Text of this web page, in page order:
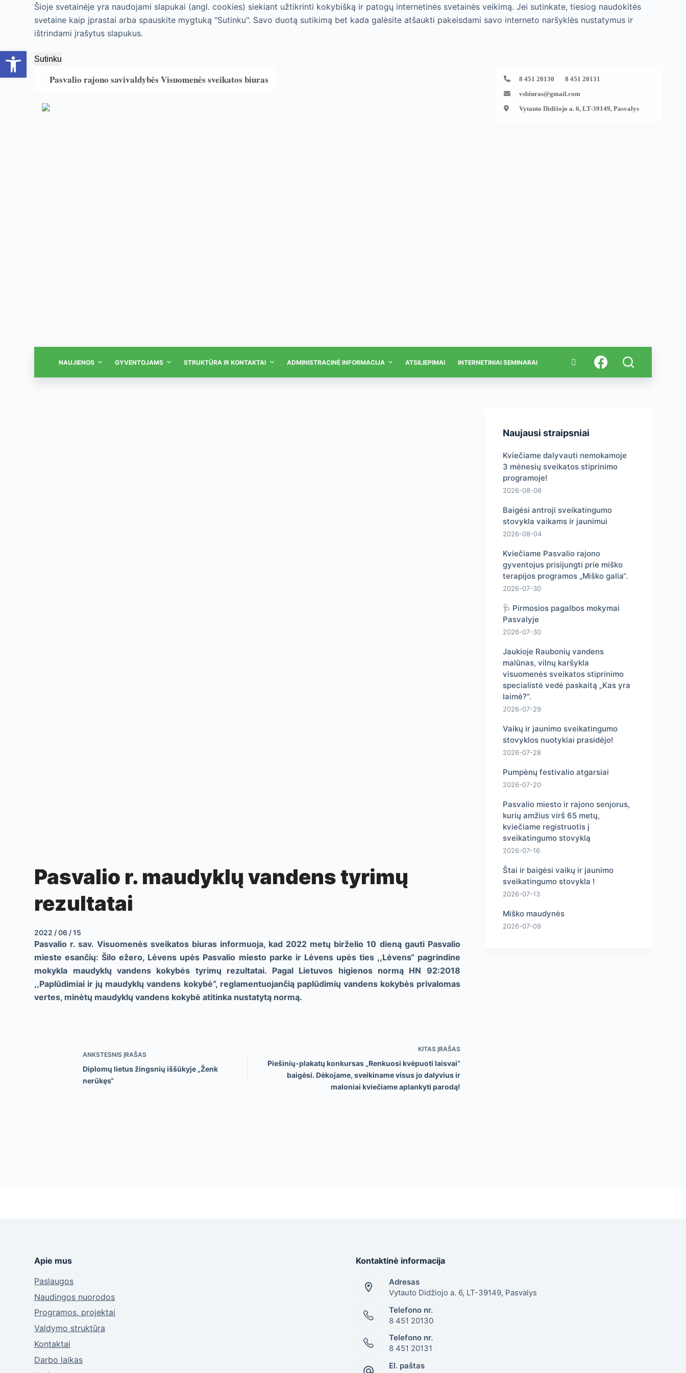
p
t
o
Šioje svetainėje yra naudojami slapukai (angl. cookies) siekiant užtikrinti kokybišką ir patogų internetinės svetainės veikimą. Jei sutinkate, tiesiog naudokitės
svetaine kaip įprastai arba spauskite mygtuką "Sutinku". Savo duotą sutikimą bet kada galėsite atšaukti pakeisdami savo interneto naršyklės nustatymus ir
ištrindami įrašytus slapukus.
Sutinku
Pasvalio rajono savivaldybės Visuomenės sveikatos biuras
8 451 20130 8 451 20131
vsbiuras@gmail.com
Vytauto Didžiojo a. 6, LT-39149, Pasvalys
NAUJIENOS GYVENTOJAMS STRUKTŪRA IR KONTAKTAI ADMINISTRACINĖ INFORMACIJA ATSILIEPIMAI INTERNETINIAI SEMINARAI
Pasvalio r. maudyklų vandens tyrimų
rezultatai
2022 / 06 / 15
Pasvalio r. sav. Visuomenės sveikatos biuras informuoja, kad 2022 metų birželio 10 dieną gauti Pasvalio
mieste esančių: Šilo ežero, Lėvens upės Pasvalio miesto parke ir Lėvens upės ties ,,Lėvens“ pagrindine
mokykla maudyklų vandens kokybės tyrimų rezultatai. Pagal Lietuvos higienos normą HN 92:2018
,,Paplūdimiai ir jų maudyklų vandens kokybė“, reglamentuojančią paplūdimių vandens kokybės privalomas
vertes, minėtų maudyklų vandens kokybė atitinka nustatytą normą.
ANKSTESNISĮRAŠAS
Diplomų lietus žingsnių iššūkyje „Ženk
nerūkęs“
KITAS ĮRAŠAS
Piešinių-plakatų konkursas „Renkuosi kvėpuoti laisvai“
baigėsi. Dėkojame, sveikiname visus jo dalyvius ir
maloniai kviečiame aplankyti parodą!
Naujausi straipsniai
Kviečiame dalyvauti nemokamoje
3 mėnesių sveikatos stiprinimo
programoje!
2026-08-06
Baigėsi antroji sveikatingumo
stovykla vaikams ir jaunimui
2026-08-04
Kviečiame Pasvalio rajono
gyventojus prisijungti prie miško
terapijos programos „Miško galia“.
2026-07-30
🩺 Pirmosios pagalbos mokymai
Pasvalyje
2026-07-30
Jaukioje Raubonių vandens
malūnas, vilnų karšykla
visuomenės sveikatos stiprinimo
specialistė vedė paskaitą „Kas yra
laimė?“.
2026-07-29
Vaikų ir jaunimo sveikatingumo
stovyklos nuotykiai prasidėjo!
2026-07-28
Pumpėnų festivalio atgarsiai
2026-07-20
Pasvalio miesto ir rajono senjorus,
kurių amžius virš 65 metų,
kviečiame registruotis į
sveikatingumo stovyklą
2026-07-16
Štai ir baigėsi vaikų ir jaunimo
sveikatingumo stovykla !
2026-07-13
Miško maudynės
2026-07-09
Apie mus
Paslaugos
Naudingos nuorodos
Programos, projektai
Valdymo struktūra
Kontaktai
Darbo laikas
Kontaktinė informacija
Adresas
Vytauto Didžiojo a. 6, LT-39149, Pasvalys
Telefono nr.
8 451 20130
Telefono nr.
8 451 20131
El. paštas
Open toolbar